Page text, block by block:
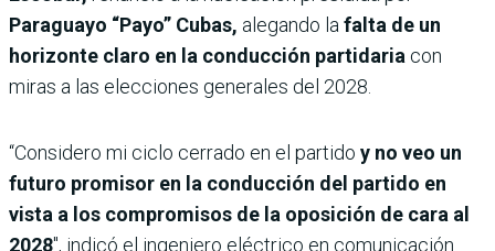
Paraguayo “Payo” Cubas, alegando lafalta de un
horizonte claro en la conducción partidaria con
miras a las elecciones generales del 2028.
“Considero mi ciclo cerrado en el partido y no veo un
futuro promisor en la conducción del partido en
vista a los compromisos de la oposición de cara al
2028″, indicó el ingeniero eléctrico en comunicación